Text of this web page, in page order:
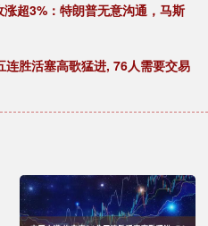
超3%：特朗普无意沟通，马斯
连胜活塞高歌猛进, 76人需要交易